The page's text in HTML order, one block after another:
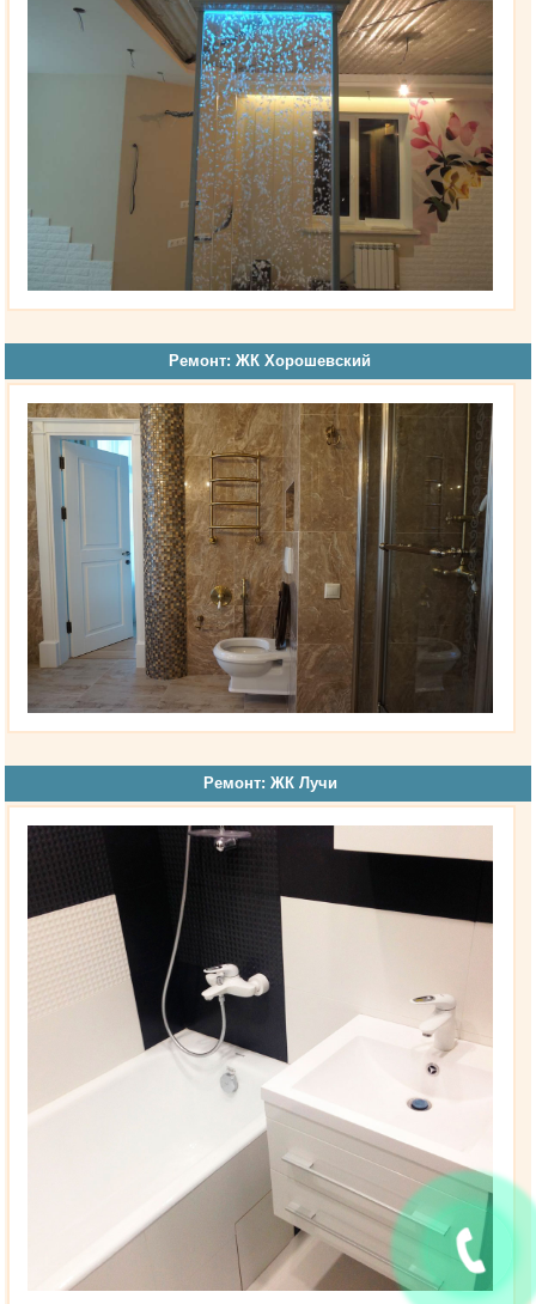
Ремонт: ЖК Хорошевский
Ремонт: ЖК Лучи